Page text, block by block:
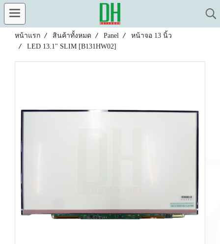
หน้าแรก สินค้าทั้งหมด Panel
หน้าจอ 13 นิ้ว
LED 13.1" SLIM [B131HW02]